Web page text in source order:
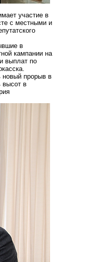
участие в
с местными и
в
кампании на
выплат по
прорыв в
высот в